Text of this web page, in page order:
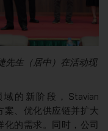
先生（居中）在活动现
的新阶段，Stavian
案、优化供应链并扩大
的需求。同时，公司